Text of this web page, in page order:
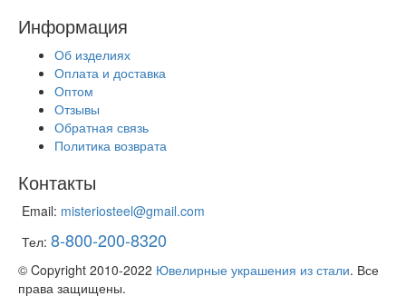
Информация
Об изделиях
Оплата и доставка
Оптом
Отзывы
Обратная связь
Политика возврата
Контакты
Email: misteriosteel@gmail.com
Тел: 8-800-200-8320
© Copyright 2010-2022 Ювелирные украшения из стали. Все
права защищены.